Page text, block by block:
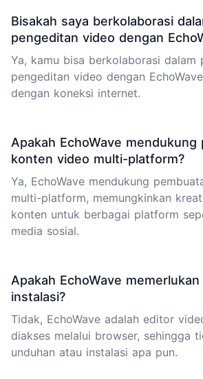
Bisakah saya berkolaborasi
pengeditan video dengan
Ya, kamu bisa berkolaborasi dalam
pengeditan video dengan
dengan koneksi internet.
Apakah EchoWave mendukung
konten video multi-platform?
Ya, EchoWave mendukung
multi-platform, memungkinkan
konten untuk berbagai platform
media sosial.
Apakah EchoWave
instalasi?
Tidak, EchoWave adalah editor
diakses melalui browser, sehingga
unduhan atau instalasi apa pun.